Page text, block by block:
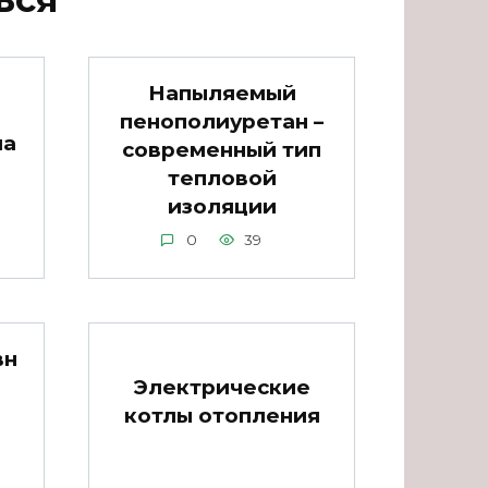
Напыляемый
пенополиуретан –
современный тип
тепловой
изоляции
0 39
Электрические
котлы отопления